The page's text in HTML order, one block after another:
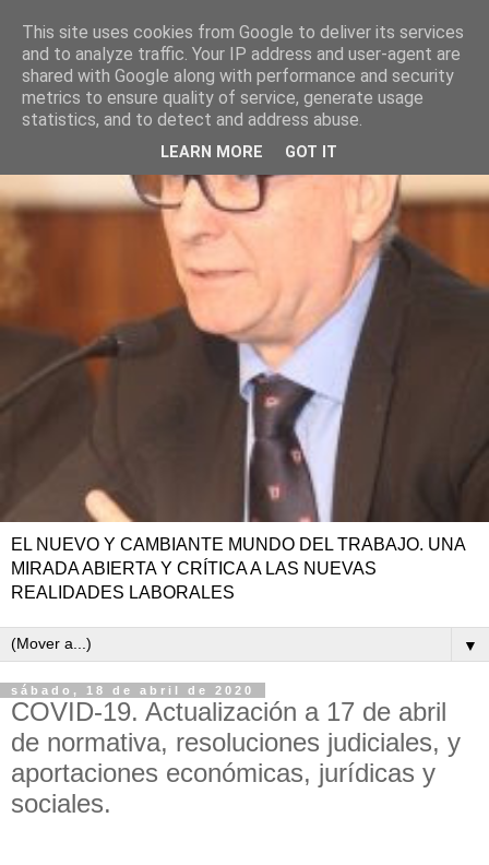
EL NUEVO Y CAMBIANTE MUNDO DEL TRABAJO. UNA
MIRADA ABIERTA Y CRÍTICA A LAS NUEVAS
REALIDADES LABORALES
▼
sábado, 18 de abril de 2020
COVID-19. Actualización a 17 de abril
de normativa, resoluciones judiciales, y
aportaciones económicas, jurídicas y
sociales.
This site uses cookies from Google to deliver its services
and to analyze traffic. Your IP address and user-agent are
shared with Google along with performance and security
metrics to ensure quality of service, generate usage
statistics, and to detect and address abuse.
LEARN MORE GOT IT